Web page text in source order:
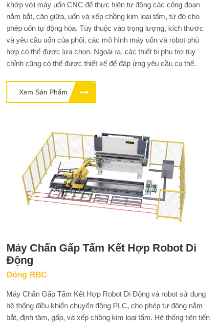
khớp với máy uốn CNC để thực hiện tự động các công đoạn
nắm bắt, căn giữa, uốn và xếp chồng kim loại tấm, từ đó cho
phép uốn tự động hóa. Tùy thuộc vào trọng lượng, kích thước
và yêu cầu uốn của phôi, các mô hình máy uốn và robot phù
hợp có thể được lựa chọn. Ngoài ra, các thiết bị phụ trợ tùy
chỉnh cũng có thể được thiết kế để đáp ứng yêu cầu cụ thể.
Xem Sản Phẩm
Máy Chấn Gấp Tấm Kết Hợp Robot Di
Động
Dòng RBC
Máy Chấn Gấp Tấm Kết Hợp Robot Di Động và robot sử dụng
hệ thống điều khiển chuyển động PLC, cho phép tự động nắm
bắt, định tâm, gấp, và xếp chồng kim loại tấm. Hệ thống tiên tiến